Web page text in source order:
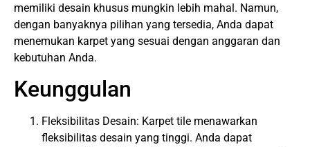
memiliki desain khusus mungkin lebih mahal. Namun,
dengan banyaknya pilihan yang tersedia, Anda dapat
menemukan karpet yang sesuai dengan anggaran dan
kebutuhan Anda.
Keunggulan
Fleksibilitas Desain: Karpet tile menawarkan
fleksibilitas desain yang tinggi. Anda dapat